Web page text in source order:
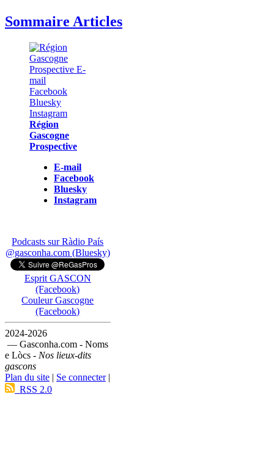
Sommaire Articles
Région
Gascogne
Prospective
E-mail
Facebook
Bluesky
Instagram
Podcasts sur Ràdio País
@gasconha.com (Bluesky)
Esprit GASCON
(Facebook)
Couleur Gascogne
(Facebook)
2024-2026
— Gasconha.com - Noms
e Lòcs - Nos lieux-dits
gascons
Plan du site | Se connecter|
RSS 2.0